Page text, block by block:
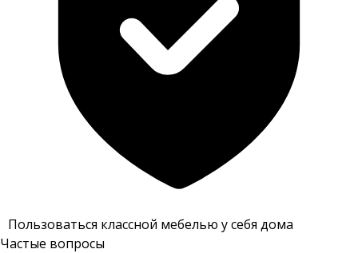
Пользоваться классной мебелью у себя дома
Частые вопросы